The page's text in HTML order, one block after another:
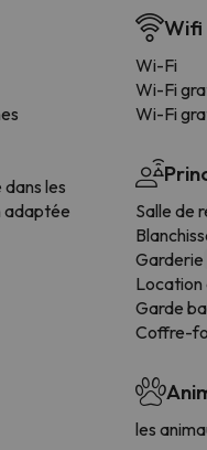
les
adaptée
Wi-Fi
Wi-Fi
Wi-Fi
Salle de
Garderie
Location
Garde
Coffre-
les